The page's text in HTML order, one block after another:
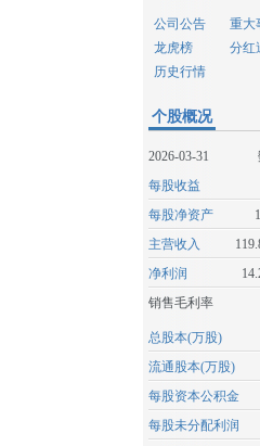
公司公告 重大
龙虎榜
分红
历史行情
个股概况
2026-03-31
每股收益
每股净资产
主营收入
净利润
销售毛利率
总股本(万股)
流通股本(万股)
每股资本公积金
每股未分配利润